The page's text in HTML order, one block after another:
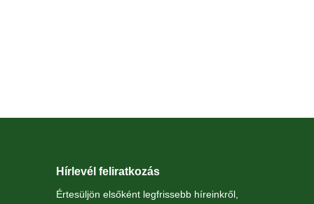
Hírlevél feliratkozás
Értesüljön elsőként legfrissebb híreinkről,